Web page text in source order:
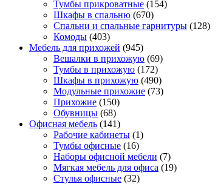
Тумбы прикроватные (154)
Шкафы в спальню (670)
Спальни и спальные гарнитуры (128)
Комоды (403)
Мебель для прихожей (945)
Вешалки в прихожую (69)
Тумбы в прихожую (172)
Шкафы в прихожую (490)
Модульные прихожие (73)
Прихожие (150)
Обувницы (68)
Офисная мебель (141)
Рабочие кабинеты (1)
Тумбы офисные (16)
Наборы офисной мебели (7)
Мягкая мебель для офиса (19)
Стулья офисные (32)